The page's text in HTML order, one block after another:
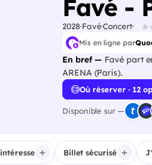
Favé -
2028 FavéConcert
Mis en ligne par
En bref — Favé part
ARENA (Paris).
Où réserver · 12
Disponible sur —
Billet sécurisé